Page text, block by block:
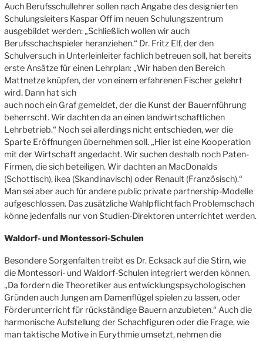
Auch Berufsschullehrer sollen nach Angabe des designierten
Schulungsleiters Kaspar Off im neuen Schulungszentrum
ausgebildet werden: „Schließlich wollen wir auch
Berufsschachspieler heranziehen.“ Dr. Fritz Elf, der den
Schulversuch in Unterleinleiter fachlich betreuen soll, hat bereits
erste Ansätze für einen Lehrplan: „Wir haben den Bereich
Mattnetze knüpfen, der von einem erfahrenen Fischer gelehrt
wird. Dann hat sich
auch noch ein Graf gemeldet, der die Kunst der Bauernführung
beherrscht. Wir dachten da an einen landwirtschaftlichen
Lehrbetrieb.“ Noch sei allerdings nicht entschieden, wer die
Sparte Eröffnungen übernehmen soll. „Hier ist eine Kooperation
mit der Wirtschaft angedacht. Wir suchen deshalb noch Paten-
Firmen, die sich beteiligen. Wir dachten an MacDonalds
(Schottisch), ikea (Skandinavisch) oder Renault (Französisch).“
Man sei aber auch für andere public private partnership-Modelle
aufgeschlossen. Das zusätzliche Wahlpflichtfach Problemschach
könne jedenfalls nur von Studien-Direktoren unterrichtet werden.
Waldorf- und Montessori-Schulen
Besondere Sorgenfalten treibt es Dr. Ecksack auf die Stirn, wie
die Montessori- und Waldorf-Schulen integriert werden können.
„Da fordern die Theoretiker aus entwicklungspsychologischen
Gründen auch Jungen am Damenflügel spielen zu lassen, oder
Förderunterricht für rückständige Bauern anzubieten.“ Auch die
harmonische Aufstellung der Schachfiguren oder die Frage, wie
man taktische Motive in Eurythmie umsetzt, nehmen die